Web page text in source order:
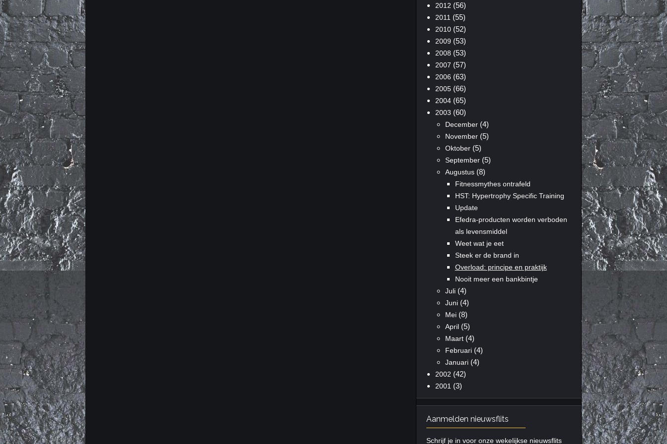
2012 (56)
2011 (55)
2010(52)
2009 (53)
2008 (53)
2007 (57)
2006 (63)
2005(66)
2004(65)
2003 (60)
December(4)
November(5)
Oktober(5)
September(5)
Augustus(8)
Fitnessmythes ontrafeld
HST: Hypertrophy Specific Training
Update
Efedra-producten worden verboden
als levensmiddel
Weet wat je eet
Steek er de brand in
Overload: principe en praktijk
Nooit meer een bankbintje
Juli(4)
Juni(4)
Mei(8)
April(5)
Maart(4)
Februari(4)
Januari(4)
2002 (42)
2001 (3)
Aanmelden nieuwsflits
Schrijf je in voor onze wekelijkse nieuwsflits